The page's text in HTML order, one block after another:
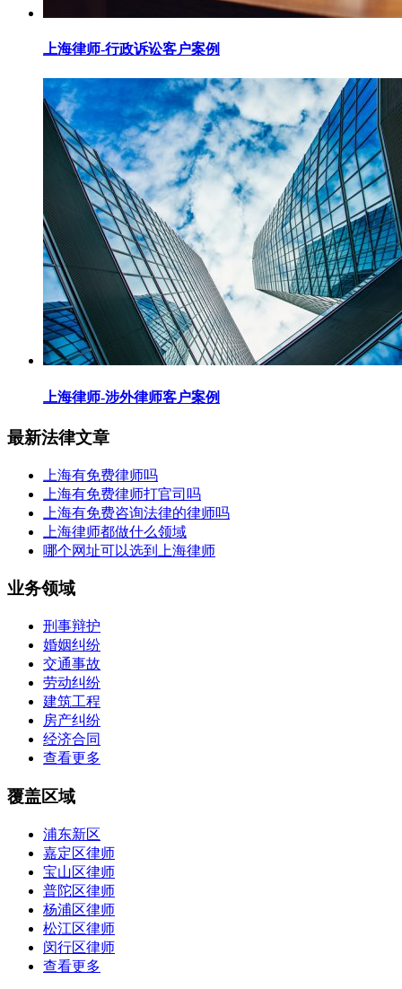
上海律师-行政诉讼客户案例
上海律师-涉外律师客户案例
最新法律文章
上海有免费律师吗
上海有免费律师打官司吗
上海有免费咨询法律的律师吗
上海律师都做什么领域
哪个网址可以选到上海律师
业务领域
刑事辩护
婚姻纠纷
交通事故
劳动纠纷
建筑工程
房产纠纷
经济合同
查看更多
覆盖区域
浦东新区
嘉定区律师
宝山区律师
普陀区律师
杨浦区律师
松江区律师
闵行区律师
查看更多